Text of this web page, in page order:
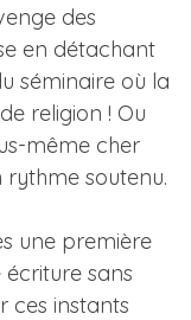
des
en détachant
séminaire où la
religion ! Ou
même cher
rythme soutenu.
une première
sans
ces instants